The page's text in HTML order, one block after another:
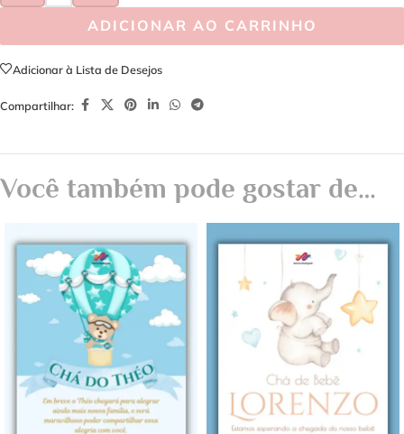
ADICIONAR AO CARRINHO
Adicionar à Lista de Desejos
Compartilhar:
Você também pode gostar de…